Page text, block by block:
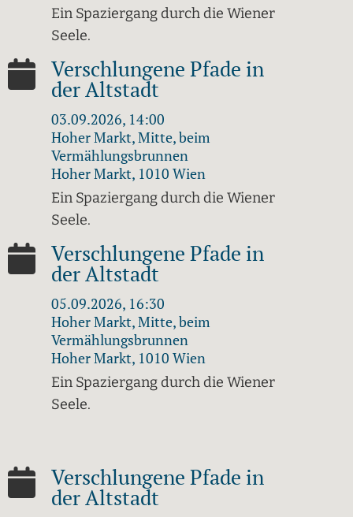
Ein Spaziergang durch die Wiener
Seele.
Verschlungene Pfade in
der Altstadt
03.09.2026, 14:00
Hoher Markt, Mitte, beim
Vermählungsbrunnen
Hoher Markt, 1010 Wien
Ein Spaziergang durch die Wiener
Seele.
Verschlungene Pfade in
der Altstadt
05.09.2026, 16:30
Hoher Markt, Mitte, beim
Vermählungsbrunnen
Hoher Markt, 1010 Wien
Ein Spaziergang durch die Wiener
Seele.
Verschlungene Pfade in
der Altstadt